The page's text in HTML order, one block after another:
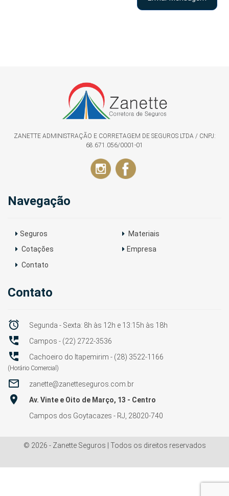
ZANETTE ADMINISTRAÇÃO E CORRETAGEM DE SEGUROS LTDA / CNPJ:
68.671.056/0001-01
Navegação
Seguros
Cotações
Contato
Materiais
Empresa
Contato
 Segunda - Sexta: 8h às 12h e 13:15h às 18h
 Campos - (22) 2722-3536
 Cachoeiro do Itapemirim - (28) 3522-1166
(Horário Comercial)
 zanette@zanetteseguros.com.br

Av. Vinte e Oito de Março, 13 - Centro
Campos dos Goytacazes - RJ, 28020-740
© 2026 - Zanette Seguros | Todos os direitos reservados